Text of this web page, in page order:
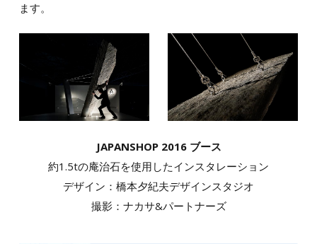
ます。
JAPANSHOP 2016 ブース
約1.5tの庵治石を使用したインスタレーション
デザイン：橋本夕紀夫デザインスタジオ
撮影：ナカサ&パートナーズ